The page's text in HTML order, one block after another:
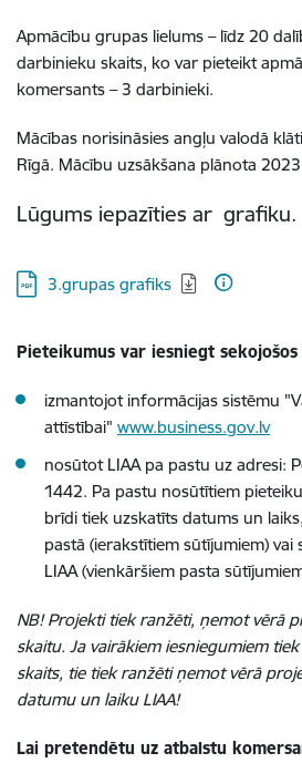
Apmācību grupas lielums – līdz 20
darbinieku skaits, ko var pieteikt
komersants –3 darbinieki.
Mācības norisināsies angļu valodā
Rīgā. Mācību uzsākšana plānota
Lūgums iepazīties ar grafiku.
Lejupielādēt:
3.grupas grafiks
Pieteikumus var iesniegt sekojošos
izmantojot informācijas sistēmu
attīstībai" www.business.gov.lv
nosūtot LIAA pa pastu uz adresi:
1442. Pa pastu nosūtītiem
brīdi tiek uzskatīts datums un
pastā (ierakstītiem sūtījumiem) vai
LIAA (vienkāršiem pasta
NB! Projekti tiek ranžēti, ņemot vērā
skaitu. Ja vairākiem iesniegumiem
skaits, tie tiek ranžēti ņemot vērā
datumu un laiku LIAA!
Lai pretendētu uz atbalstu